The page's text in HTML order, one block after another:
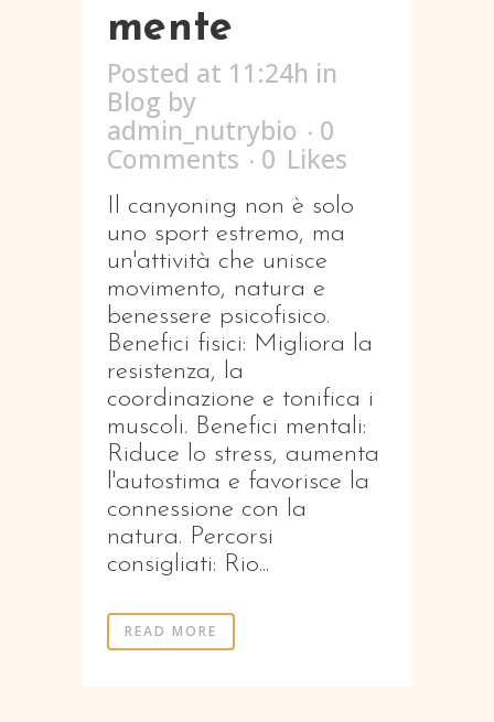
mente
Posted at 11:24h in
Blog by
admin_nutrybio
0
Comments
0 Likes
Il canyoning non è solo
uno sport estremo, ma
un'attività che unisce
movimento, natura e
benessere psicofisico.
Benefici fisici: Migliora la
resistenza, la
coordinazione e tonifica i
muscoli. Benefici mentali:
Riduce lo stress, aumenta
l'autostima e favorisce la
connessione con la
natura. Percorsi
consigliati: Rio...
READ MORE